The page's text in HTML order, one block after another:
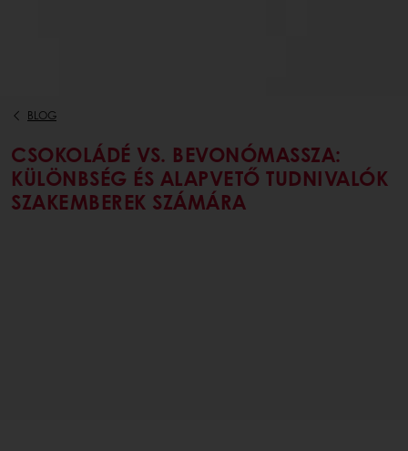
BLOG
CSOKOLÁDÉ VS. BEVONÓMASSZA:
KÜLÖNBSÉG ÉS ALAPVETŐ TUDNIVALÓK
SZAKEMBEREK SZÁMÁRA